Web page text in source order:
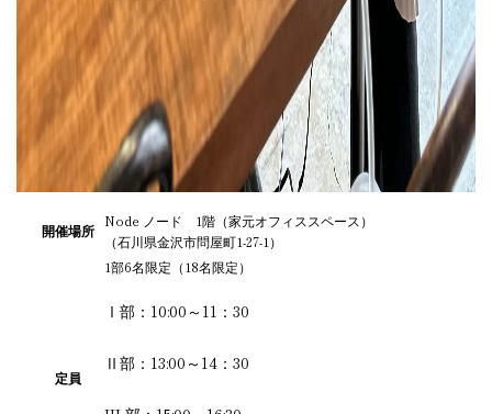
開催場所
Node ノード 1階（家元オフィススペース）
（石川県金沢市問屋町1-27-1）
定員
1部6名限定（18名限定）
Ⅰ部：10:00～11：30
Ⅱ部：13:00～14：30